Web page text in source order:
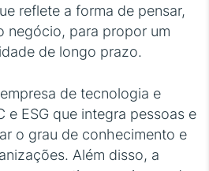
reflete a forma de pensar,
negócio, para propor um
de longo prazo.
de tecnologia e
e ESG que integra pessoas e
o grau de conhecimento e
Além disso, a